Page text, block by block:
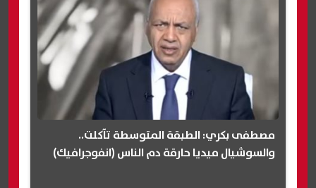
مصطفى بكري: الطبقة المتوسطة تآكلت..
والسوشيال ميديا حارقة دم الناس (انفوجرافيك)